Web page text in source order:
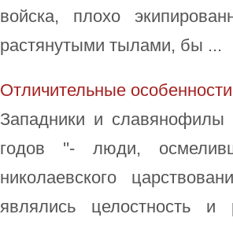
войска, плохо
растянутыми тылами, бы ...
Отличительные
Западники и
годов ''- люди,
николаевского
являлись целостность